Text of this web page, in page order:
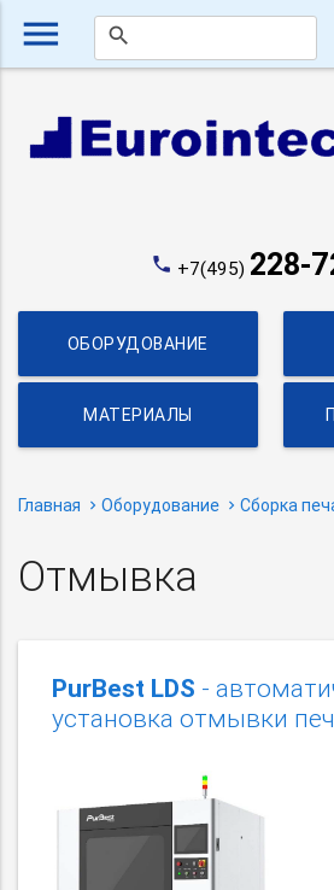
menu search
phone +7(495) 228-
ОБОРУДОВАНИЕ
МАТЕРИАЛЫ
Главная Оборудование Сборка
Отмывка
PurBest LDS -
установка отмывки